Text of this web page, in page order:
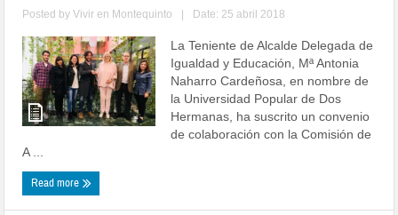
Posted byVivir en Montequinto Date: 25 abril 2018
La Teniente de Alcalde Delegada de
Igualdad y Educación, Mª Antonia
Naharro Cardeñosa, en nombre de
la Universidad Popular de Dos
Hermanas, ha suscrito un convenio
de colaboración con la Comisión de
A ...
Read more